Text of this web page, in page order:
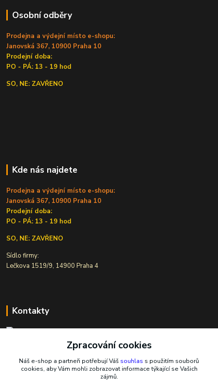
Osobní odběry
Prodejna a výdejní místo e-shopu:
Janovská 367, 10900 Praha 10
Prodejní doba:
PO - PÁ: 13 - 19 hod
SO, NE: ZAVŘENO
Kde nás najdete
Prodejna a výdejní místo e-shopu:
Janovská 367, 10900 Praha 10
Prodejní doba:
PO - PÁ: 13 - 19 hod
SO, NE: ZAVŘENO
Sídlo firmy:
Lečkova 1519/9, 14900 Praha 4
Kontakty
Ivana Šiková
+420 607 146 238
Po-Pá, 8-18 hod.
Zpracování cookies
Náš e-shop a partneři potřebují Váš souhlas s použitím souborů
cookies, aby Vám mohli zobrazovat informace týkající se Vašich
zájmů.